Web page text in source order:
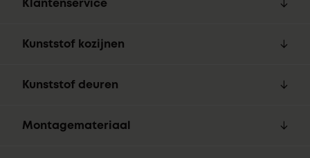
Klantenservice
Kunststof kozijnen
Kunststof deuren
Montagemateriaal